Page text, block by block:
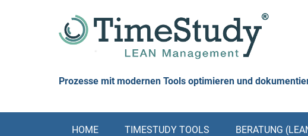
Prozesse mit modernen Tools optimieren und
HOME TIMESTUDY TOOLS BERATUNG